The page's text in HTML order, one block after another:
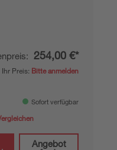
254,00 €*
Ihr Preis: Bitte anmelden
Sofort verfügbar
Angebot